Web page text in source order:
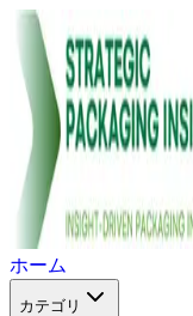
ホーム
カテゴリ